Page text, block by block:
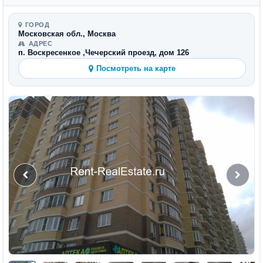
ГОРОД
Московская обл., Москва
АДРЕС
п. Воскресенкое ,Чечерский проезд, дом 126
Посмотреть на карте